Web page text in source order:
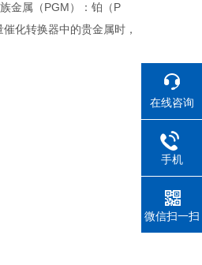
金属（PGM）：铂（P
化转换器中的贵金属时，
在线咨询
手机
微信扫一扫